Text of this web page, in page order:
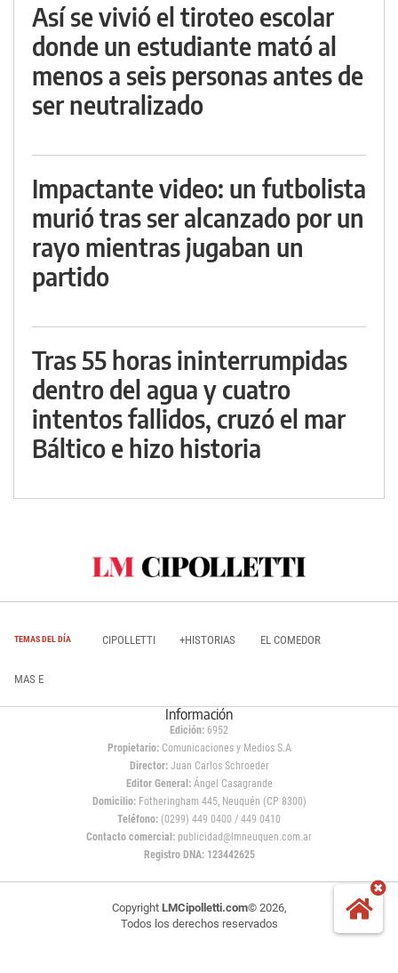
Así se vivió el tiroteo escolar
donde un estudiante mató al
menos a seis personas antes de
ser neutralizado
Impactante video: un futbolista
murió tras ser alcanzado por un
rayo mientras jugaban un
partido
Tras 55 horas ininterrumpidas
dentro del agua y cuatro
intentos fallidos, cruzó el mar
Báltico e hizo historia
TEMAS DEL DÍA CIPOLLETTI +HISTORIAS EL COMEDOR
MAS E
Información
Edición: 6952
Propietario:Comunicaciones y Medios S.A
Director: Juan Carlos Schroeder
Editor General:Ángel Casagrande
Domicilio:Fotheringham 445, Neuquén (CP 8300)
Teléfono: (0299) 449 0400 / 449 0410
Contacto comercial: publicidad@lmneuquen.com.ar
Registro DNA: 123442625
Copyright LMCipolletti.com© 2026,
Todos los derechos reservados